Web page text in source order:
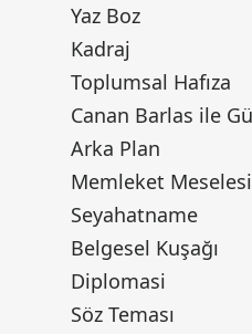
Yaz Boz
Kadraj
Toplumsal Hafıza
Arka Plan
Memleket Meselesi
Seyahatname
Belgesel Kuşağı
Diplomasi
Söz Teması